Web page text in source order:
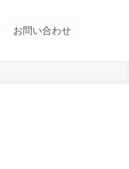
お問い合わせ